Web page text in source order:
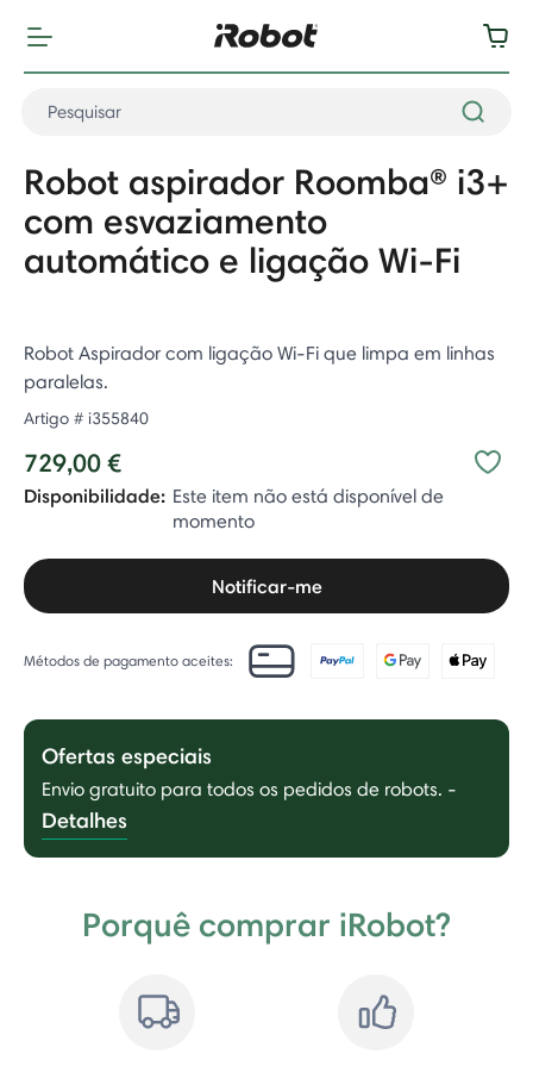
Robot aspirador Roomba® i3+
com esvaziamento
automático e ligação Wi-Fi
Robot Aspirador com ligação Wi-Fi que limpa em linhas
paralelas.
Artigo # i355840
729,00 €
Disponibilidade: Este item não está disponível de
momento
Notificar-me
Métodos de pagamento aceites:
Ofertas especiais
Envio gratuito para todos os pedidos de robots. -
Detalhes
Porquê comprar iRobot?